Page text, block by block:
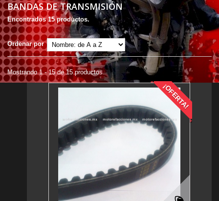
BANDAS DE TRANSMISIÓN
Encontrados 15 productos.
Ordenar por
Mostrando 1 - 15 de 15 productos
¡OFERTA!